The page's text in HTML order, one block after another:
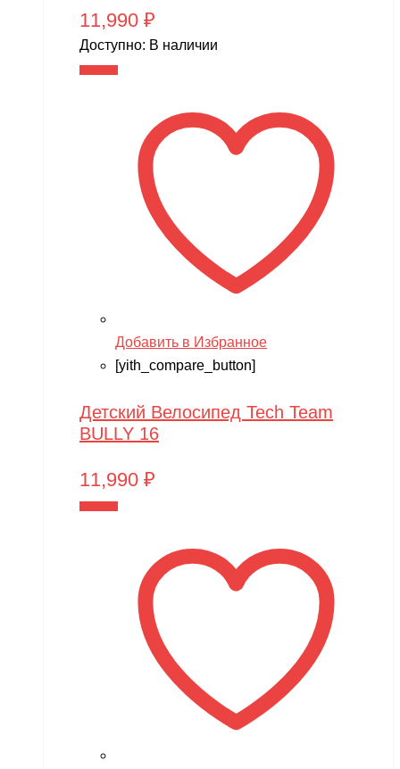
11,990 ₽
Доступно: В наличии
Добавить в Избранное
[yith_compare_button]
Детский Велосипед Tech Team
BULLY 16
11,990 ₽